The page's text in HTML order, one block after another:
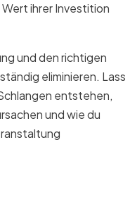
ihrer Investition
und den richtigen
eliminieren. Lass
entstehen,
und wie du